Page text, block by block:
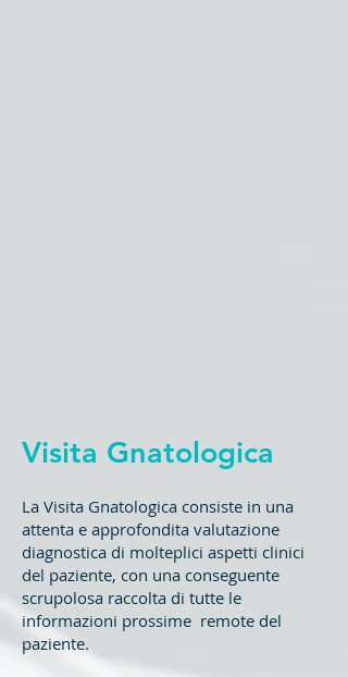
Visita Gnatologica
La Visita Gnatologica consiste in una
attenta e approfondita valutazione
diagnostica di molteplici aspetti clinici
del paziente, con una conseguente
scrupolosa raccolta di tutte le
informazioni prossime remote del
paziente.